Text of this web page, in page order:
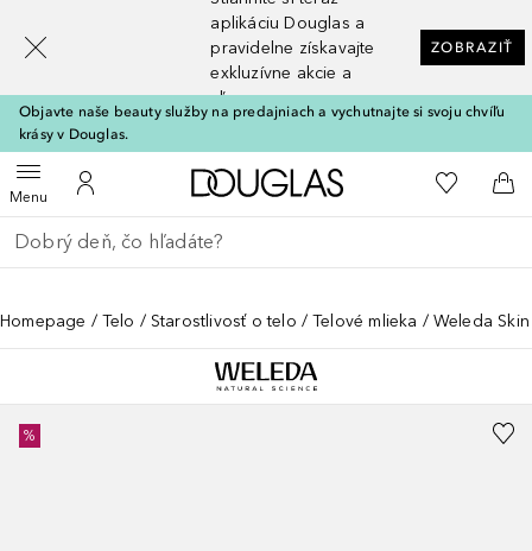
aplikáciu Douglas a
pravidelne získavajte
exkluzívne akcie a
zľavy
ZOBRAZIŤ
Objavte naše beauty služby na predajniach a vychutnajte si svoju chvíľu
krásy v Douglas.
MenuOtvoriť menuDo môjho účtu
Domov Do môjho
Do
Choď späť
Vykonajte vyhľadávanie
Homepage Telo Starostlivosť o telo Telové mlieka Weleda
%
[navigation.slideout.screenreader]